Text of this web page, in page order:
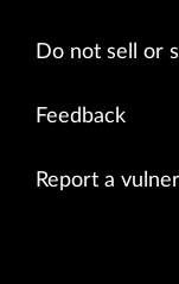
Do not sell or
Feedback
Report a